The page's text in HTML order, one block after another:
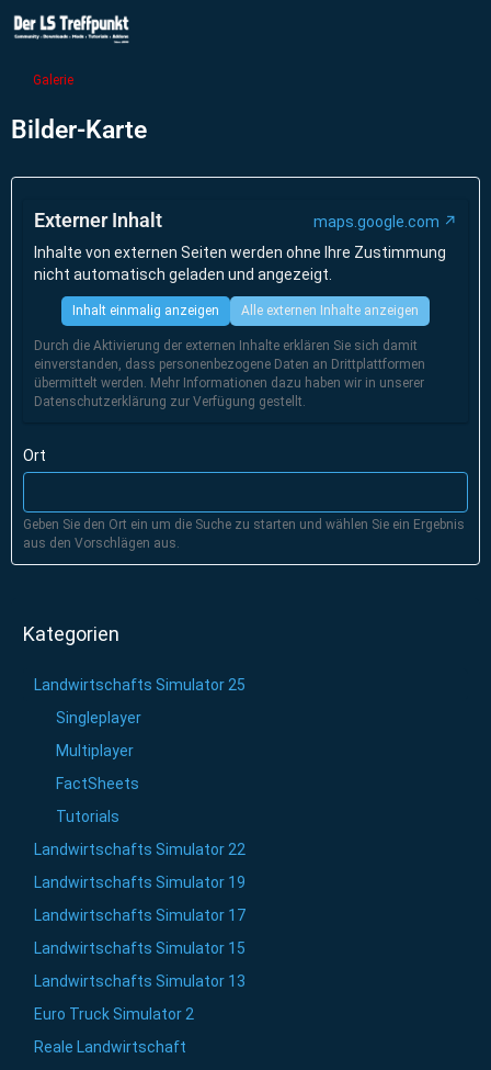
Galerie
Bilder-Karte
Externer Inhalt
maps.google.com
Inhalte von externen Seiten werden ohne Ihre Zustimmung
nicht automatisch geladen und angezeigt.
Inhalt einmalig anzeigen Alle externen Inhalte anzeigen
Durch die Aktivierung der externen Inhalte erklären Sie sich damit
einverstanden, dass personenbezogene Daten an Drittplattformen
übermittelt werden. Mehr Informationen dazu haben wir in unserer
Datenschutzerklärung zur Verfügung gestellt.
Ort
Geben Sie den Ort ein um die Suche zu starten und wählen Sie ein Ergebnis
aus den Vorschlägen aus.
Kategorien
Landwirtschafts Simulator 25
Singleplayer
Multiplayer
FactSheets
Tutorials
Landwirtschafts Simulator 22
Landwirtschafts Simulator 19
Landwirtschafts Simulator 17
Landwirtschafts Simulator 15
Landwirtschafts Simulator 13
Euro Truck Simulator 2
Reale Landwirtschaft